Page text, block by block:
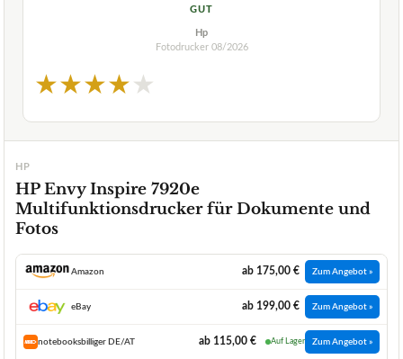
GUT
Hp
Fotodrucker 08/2026
★★★★★
HP
HP Envy Inspire 7920e
Multifunktionsdrucker für Dokumente und
Fotos
Amazon ab 175,00 € Zum Angebot »
eBay ab 199,00 € Zum Angebot »
notebooksbilliger DE/AT ab 115,00 € Auf Lager Zum Angebot »